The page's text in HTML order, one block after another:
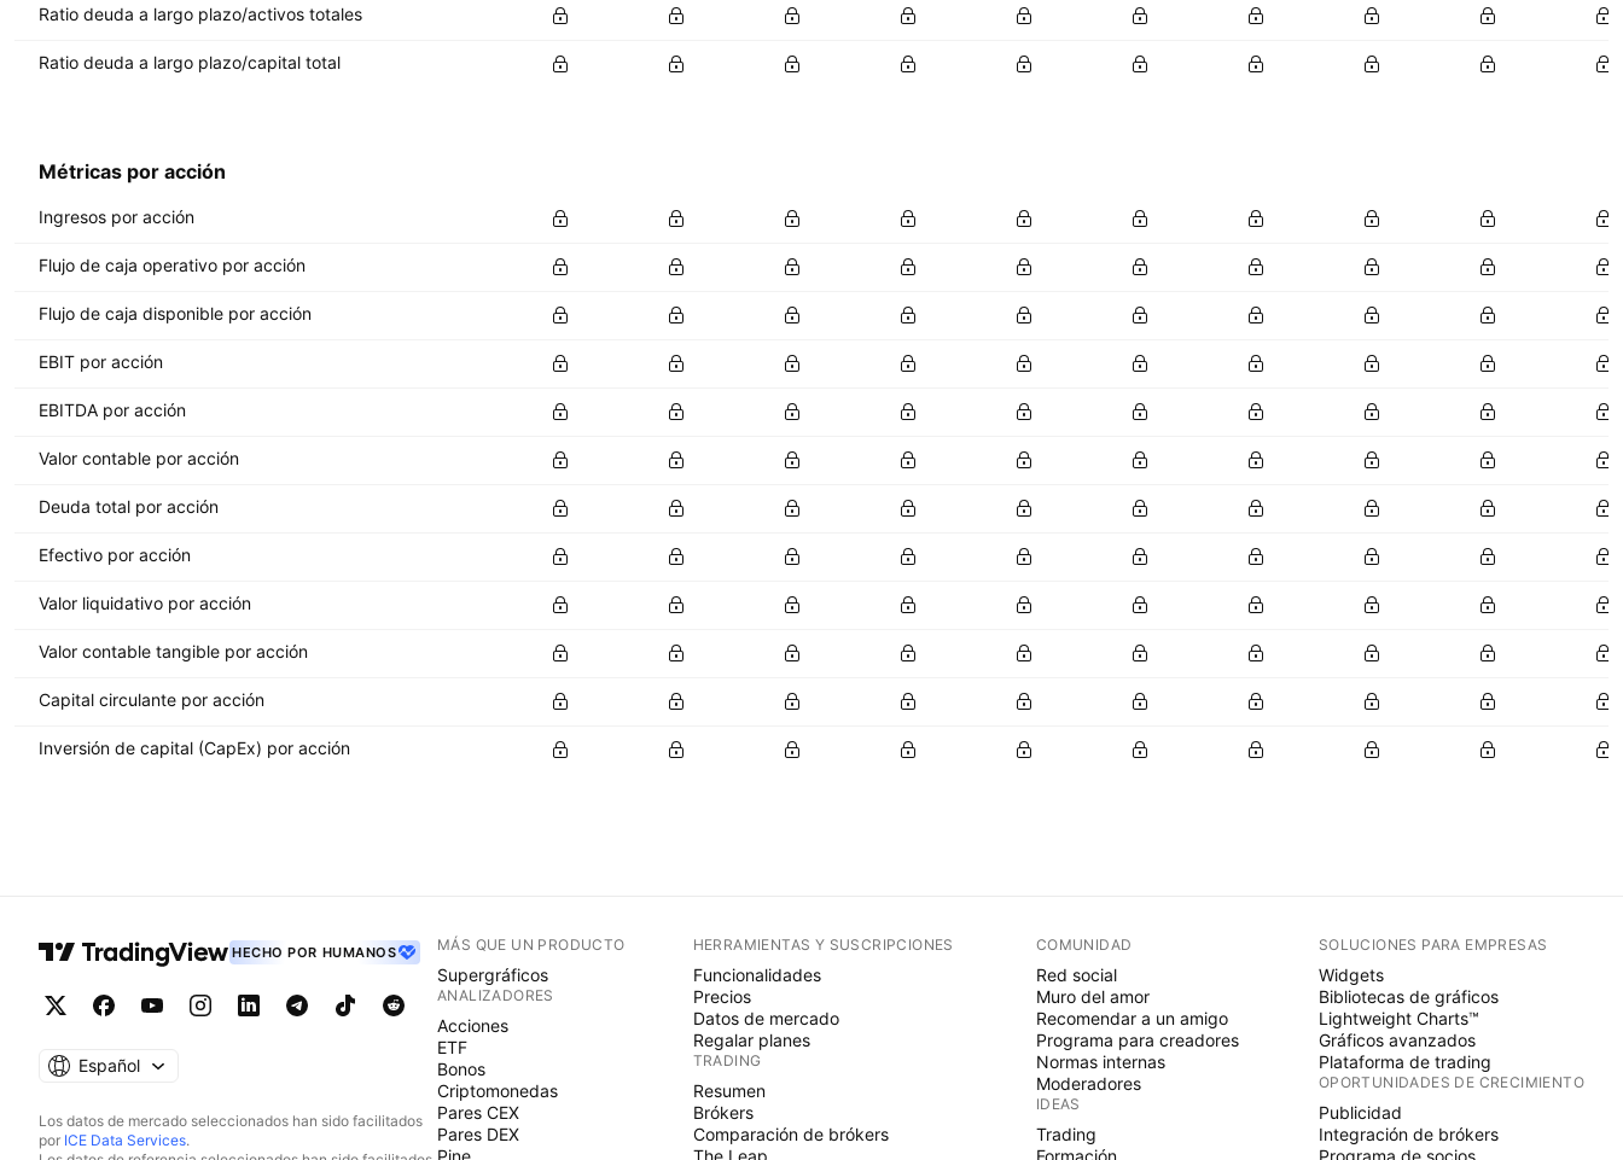
Ratio deuda a largo plazo/activos totales
Ratio deuda a largo plazo/capital total
Métricas por acción
Ingresos por acción
Flujo de caja operativo por acción
Flujo de caja disponible por acción
EBIT por acción
EBITDA por acción
Valor contable por acción
Deuda total por acción
Efectivo por acción
Valor liquidativo por acción
Valor contable tangible por acción
Capital circulante por acción
Inversión de capital (CapEx) por acción
HECHO POR HUMANOS
Español
Los datos de mercado seleccionados han sido facilitados
por ICE Data Services.
MÁS QUE UN PRODUCTO
Supergráficos
ANALIZADORES
Acciones
ETF
Bonos
Criptomonedas
Pares CEX
Pares DEX
Pine
HERRAMIENTAS Y SUSCRIPCIONES
Funcionalidades
Precios
Datos de mercado
Regalar planes
TRADING
Resumen
Brókers
Comparación de brókers
The Leap
COMUNIDAD
Red social
Muro del amor
Recomendar a un amigo
Programa para creadores
Normas internas
Moderadores
IDEAS
Trading
Formación
SOLUCIONES PARA EMPRESAS
Widgets
Bibliotecas de gráficos
Lightweight Charts™
Gráficos avanzados
Plataforma de trading
OPORTUNIDADES DE CRECIMIENTO
Publicidad
Integración de brókers
Programa de socios